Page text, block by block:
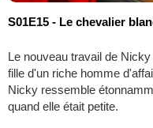
S01E15 - Le chevalier
Le nouveau travail de
fille d'un riche homme
Nicky ressemble
quand elle était petite.